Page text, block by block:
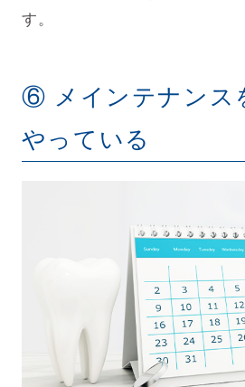
す。
⑥ メインテナンス
やっている